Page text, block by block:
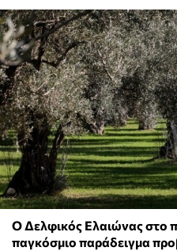
Ο Δελφικός Ελαιώνας στο
παγκόσμιο παράδειγμα